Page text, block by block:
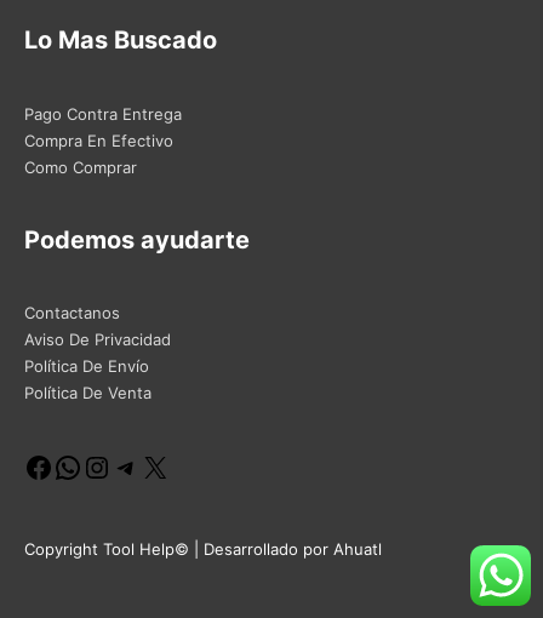
Lo Mas Buscado
Pago Contra Entrega
Compra En Efectivo
Como Comprar
Podemos ayudarte
Contactanos
Aviso De Privacidad
Política De Envío
Política De Venta
Facebook
WhatsApp
Instagram
Telegram
Copyright Tool Help© | Desarrollado por Ahuatl